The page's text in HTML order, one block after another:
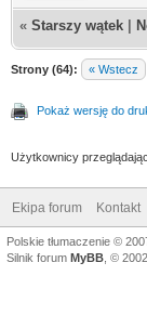
« Starszy wątek
Strony (64): « Wstecz
Pokaż wersję do
Użytkownicy
Ekipa forum Kontakt
Polskie tłumaczenie ©
Silnik forum MyBB , ©